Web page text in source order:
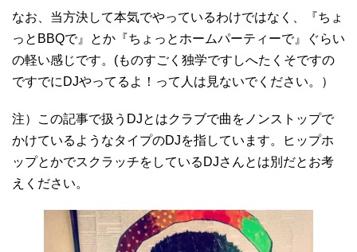
なお、当方決して本気でやっているわけではなく、『ちょ
っとBBQで』とか『ちょっとホームパーティーで』ぐらい
の軽い感じです。(ものすごく独学ですしへたくそですの
ですでにDJやってるよ！って人は見ないでください。）
注）この記事で扱うDJとはクラブで曲をノンストップで
かけているようなタイプのDJを指しています。ヒップホ
ップとかでスクラッチをしているDJさんとは別だとお考
えください。